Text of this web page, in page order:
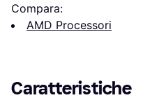
Compara:
AMD Processori
Caratteristiche